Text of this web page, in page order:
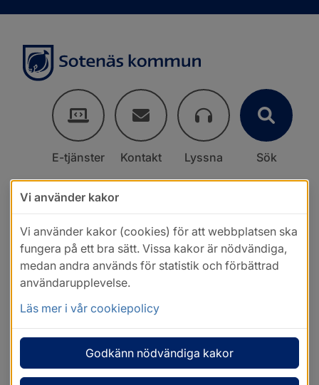
E-tjänster Kontakt Lyssna Sök
Vi använder kakor
Vi använder kakor (cookies) för att webbplatsen ska
fungera på ett bra sätt. Vissa kakor är nödvändiga,
medan andra används för statistik och förbättrad
användarupplevelse.
Läs mer i vår cookiepolicy
Godkänn nödvändiga kakor